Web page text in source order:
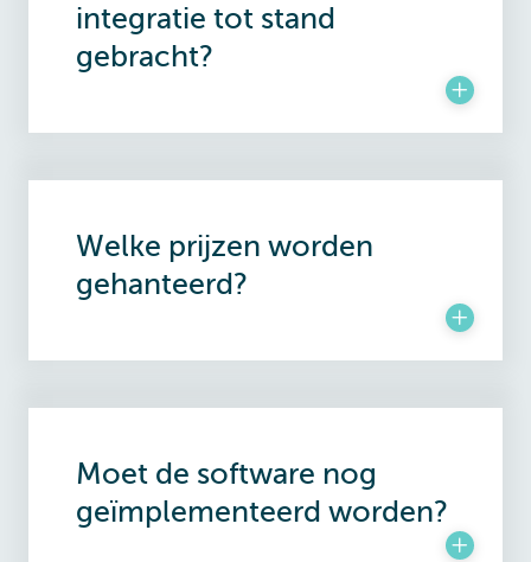
integratie tot stand
gebracht?
Welke prijzen worden
gehanteerd?
Moet de software nog
geïmplementeerd worden?